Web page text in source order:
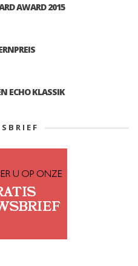
AWARD 2015
ECHO KLASSIK